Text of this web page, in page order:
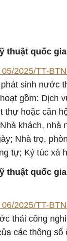
thuật quốc
2025/TT-
sinh nước
gồm: Dịch
thự hoặc căn
khách, nhà
Nhà trọ,
tự; Ký túc xá
thuật quốc
2025/TT-
thải công
các thông